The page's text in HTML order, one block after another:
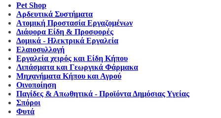
Pet Shop
Αρδευτικά Συστήματα
Ατομική Προστασία Εργαζομένων
Διάφορα Είδη & Προσφορές
Δομικά - Ηλεκτρικά Εργαλεία
Ελαιοσυλλογή
Εργαλεία χειρός και Είδη Κήπου
Λιπάσματα και Γεωργικά Φάρμακα
Μηχανήματα Κήπου και Αγρού
Οινοποίηση
Παγίδες & Απωθητικά - Προϊόντα Δημόσιας Υγείας
Σπόροι
Φυτά